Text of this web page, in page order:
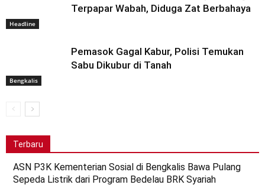
Headline
Terpapar Wabah, Diduga Zat Berbahaya
Bengkalis
Pemasok Gagal Kabur, Polisi Temukan
Sabu Dikubur di Tanah
Terbaru
ASN P3K Kementerian Sosial di Bengkalis Bawa Pulang
Sepeda Listrik dari Program Bedelau BRK Syariah